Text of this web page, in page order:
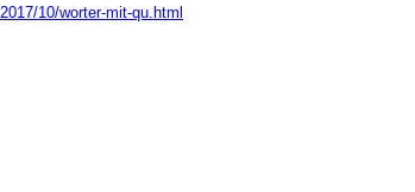
10/worter-mit-qu.html